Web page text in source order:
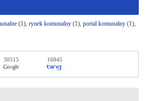
(1), rynek komunalny(1), portal komunalny(1),
30515 16845